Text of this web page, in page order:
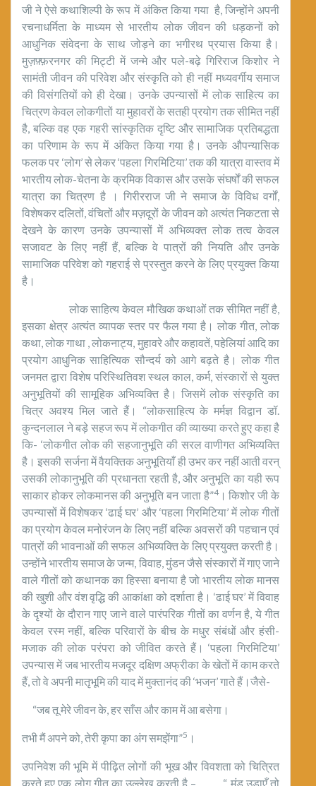
जी ने ऐसे कथाशिल्पी के रूप में अंकित किया गया है, जिन्होंने अपनी
रचनाधर्मिता के माध्यम से भारतीय लोक जीवन की धड़कनों को
आधुनिक संवेदना के साथ जोड़ने का भगीरथ प्रयास किया है।
मुज़फ़्फ़रनगर की मिट्टी में जन्मे और पले-बढ़े गिरिराज किशोर ने
सामंती जीवन की परिवेश और संस्कृति को ही नहीं मध्यवर्गीय समाज
की विसंगतियों को ही देखा। उनके उपन्यासों में लोक साहित्य का
चित्रण केवल लोकगीतों या मुहावरों के सतही प्रयोग तक सीमित नहीं
है, बल्कि वह एक गहरी सांस्कृतिक दृष्टि और सामाजिक प्रतिबद्धता
का परिणाम के रूप में अंकित किया गया है। उनके औपन्यासिक
फलक पर ‘लोग’ से लेकर ‘पहला गिरमिटिया’ तक की यात्रा वास्तव में
भारतीय लोक-चेतना के क्रमिक विकास और उसके संघर्षों की सफल
यात्रा का चित्रण है । गिरीरराज जी ने समाज के विविध वर्गों,
विशेषकर दलितों, वंचितों और मज़दूरों के जीवन को अत्यंत निकटता से
देखने के कारण उनके उपन्यासों में अभिव्यक्त लोक तत्व केवल
सजावट के लिए नहीं हैं, बल्कि वे पात्रों की नियति और उनके
सामाजिक परिवेश को गहराई से प्रस्तुत करने के लिए प्रयुक्त किया
है।
लोक साहित्य केवल मौखिक कथाओं तक सीमित नहीं है,
इसका क्षेत्र अत्यंत व्यापक स्तर पर फैल गया है। लोक गीत, लोक
कथा, लोक गाथा , लोकनाट्य, मुहावरे और कहावतें, पहेलियां आदि का
प्रयोग आधुनिक साहित्यिक सौन्दर्य को आगे बढ़ते है। लोक गीत
जनमत द्वारा विशेष परिस्थितिवश स्थल काल, कर्म, संस्कारों से युक्त
अनुभूतियों की सामूहिक अभिव्यक्ति है। जिसमें लोक संस्कृति का
चित्र अवश्य मिल जाते हैं। “लोकसाहित्य के मर्मज्ञ विद्वान डॉ.
कुन्दनलाल ने बड़े सहज रूप में लोकगीत की व्याख्या करते हुए कहा है
कि- ‘लोकगीत लोक की सहजानुभूति की सरल वाणीगत अभिव्यक्ति
है। इसकी सर्जना में वैयक्तिक अनुभूतियाँ ही उभर कर नहीं आती वरन्
उसकी लोकानुभूति की प्रधानता रहती है, और अनुभूति का यही रूप
साकार होकर लोकमानस की अनुभूति बन जाता है”4। किशोर जी के
उपन्यासों में विशेषकर ‘ढाई घर’ और ‘पहला गिरमिटिया’ में लोक गीतों
का प्रयोग केवल मनोरंजन के लिए नहीं बल्कि अवसरों की पहचान एवं
पात्रों की भावनाओं की सफल अभिव्यक्ति के लिए प्रयुक्त करती है।
उन्होंने भारतीय समाज के जन्म, विवाह, मुंडन जैसे संस्कारों में गाए जाने
वाले गीतों को कथानक का हिस्सा बनाया है जो भारतीय लोक मानस
की खुशी और वंश वृद्धि की आकांक्षा को दर्शाता है। ‘ढाई घर’ में विवाह
के दृश्यों के दौरान गाए जाने वाले पारंपरिक गीतों का वर्णन है, ये गीत
केवल रस्म नहीं, बल्कि परिवारों के बीच के मधुर संबंधों और हंसी-
मजाक की लोक परंपरा को जीवित करते हैं। ‘पहला गिरमिटिया’
उपन्यास में जब भारतीय मजदूर दक्षिण अफ्रीका के खेतों में काम करते
हैं, तो वे अपनी मातृभूमि की याद में मुक्तानंद की ‘भजन’ गाते हैं।जैसे-
“जब तू मेरे जीवन के, हर साँस और काम में आ बसेगा।
तभी मैं अपने को, तेरी कृपा का अंग समझेंगा”5 ।
उपनिवेश की भूमि में पीढ़ित लोगों की भूख और विवशता को चित्रित
करते हुए एक लोग गीत का उल्लेख करती है – “ मूंड उडाएँ तो